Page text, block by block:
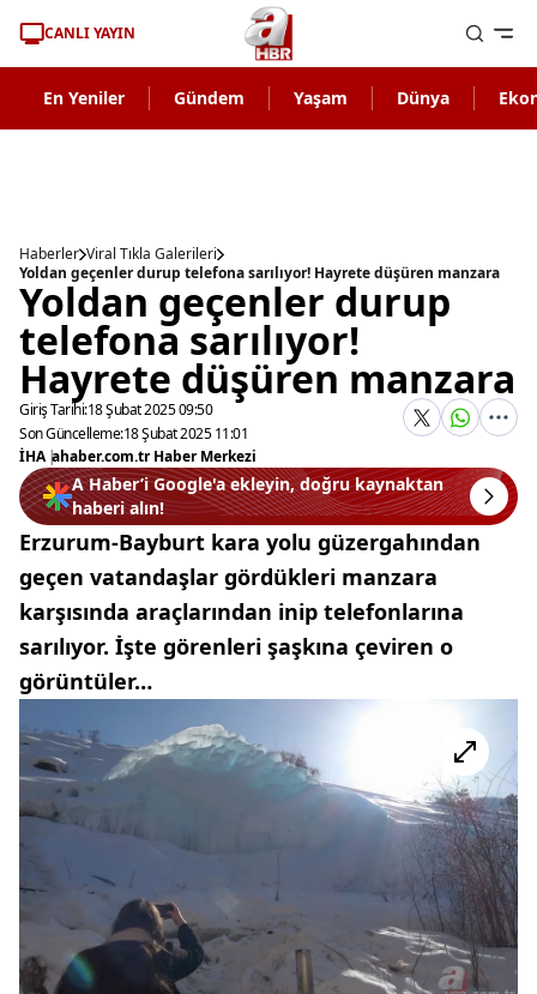
CANLI YAYIN
En Yeniler Gündem Yaşam Dünya
Haberler Viral Tıkla Galerileri
Yoldan geçenler durup telefona sarılıyor! Hayrete düşüren manzara
Yoldan geçenler durup
telefona sarılıyor!
Hayrete düşüren manzara
Giriş Tarihi:18 Şubat 2025 09:50
Son Güncelleme:18 Şubat 2025 11:01
İHA |ahaber.com.tr Haber Merkezi
A Haber’i Google'a ekleyin, doğru kaynaktan
haberi alın!
Erzurum-Bayburt kara yolu güzergahından
geçen vatandaşlar gördükleri manzara
karşısında araçlarından inip telefonlarına
sarılıyor. İşte görenleri şaşkına çeviren o
görüntüler…